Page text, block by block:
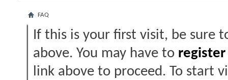
FAQ
If this is your first visit, be sure
above. You may have to register
link above to proceed. To start